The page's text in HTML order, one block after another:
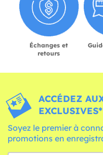
Échanges et
retours
ACCÉDEZ
EXCLUSIVES*
Soyez le premier à
promotions en